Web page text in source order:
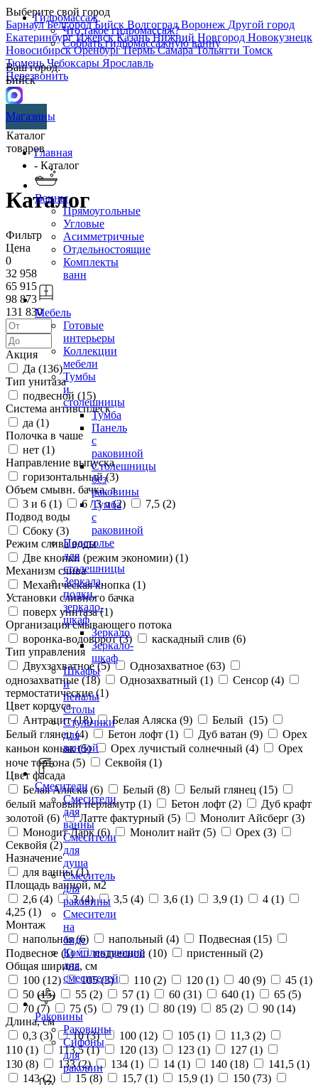
Выберите свой город
БарнаулБелгородБийск ВолгоградВоронеж Другой город
ЕкатеринбургИжевскКазаньНижний Новгород Новокузнецк
НовосибирскОренбургПермьСамараТольятти Томск
ТюменьЧебоксары Ярославль
Перезвонить
Гидромассаж
Что такое гидромассаж?
Собрать гидромассажную ванну
Ваш город:
Бийск
Магазины
Каталог
товаров
Ванны
Прямоугольные
Угловые
Асимметричные
Отдельностоящие
Комплекты
ванн
Мебель
Готовые
интерьеры
Коллекции
мебели
Тумбы
и
столешницы
Тумба
Панель
с
раковиной
Столешницы
без
раковины
Тумба
с
раковиной
Подстолье
для
столешницы
Зеркала,
полки,
зеркало-
шкаф
Зеркало
Зеркало-
шкаф
Шкафы
и
пеналы
Столы
Стульчики
для
ванной
Смесители
Смесители
для
ванны
Смесители
для
душа
Смеситель
для
раковины
Смесители
на
биде
Комплектующие
для
смесителей
Раковины
Раковины
Сифоны
для
раковин
Главная
- Каталог
Каталог
Фильтр
Цена
0
32 958
65 915
98 873
131 830
Акция
Да (136)
Тип унитаза
подвесной (15)
Система антивсплеск
да (1)
Полочка в чаше
нет (1)
Направление выпуска
горизонтальный (3)
Объем смывн. бачка, л
3 и 6 (1) 6 / 3 л (2) 7,5 (2)
Подвод воды
Сбоку (3)
Режим слива воды
Две кнопки (режим экономии) (1)
Механизм слива
Механическая кнопка (1)
Установки сливного бачка
поверх унитаза (1)
Организация смывающего потока
воронка-водоворот (3) каскадный слив (6)
Тип управления
Двухзахватное (5) Однозахватное (63)
однозахватные (18) Однозахватный (1) Сенсор (4)
термостатические (1)
Цвет корпуса
Антрацит (18) Белая Аляска (9) Белый (15)
Белый глянец (4) Бетон лофт (1) Дуб ватан (9)
Орех
каньон коньяк (5) Орех лучистый солнечный (4)
Орех
ноче тортона (5) Секвойя (1)
Цвет фасада
Белая Аляска (6) Белый (8) Белый глянец (15)
белый матовый перламутр (1) Бетон лофт (2)
Дуб крафт
золотой (6) Латте фактурный (5) Монолит Айсберг (3)
Монолит Дарк (6) Монолит найт (5) Орех (3)
Секвойя (2)
Назначение
для ванны (1)
Площадь ванной, м2
2,6 (4) 3 (4) 3,5 (4) 3,6 (1) 3,9 (1) 4 (1)
4,25 (1)
Монтаж
напольная (6) напольный (4) Подвесная (15)
Подвесное (1) подвесной (10) пристенный (2)
Общая ширина, см
100 (12) 105 (3) 110 (2) 120 (1) 40 (9) 45 (1)
50 (15) 55 (2) 57 (1) 60 (31) 640 (1) 65 (5)
70 (7) 75 (5) 79 (1) 80 (19) 85 (2) 90 (14)
Длина, см
0,3 (3) 10 (3) 100 (12) 105 (1) 11,3 (2)
110 (1) 113,5 (1) 120 (13) 123 (1) 127 (1)
130 (8) 133 (2) 134 (1) 14 (1) 140 (18) 141,5 (1)
143 (2) 15 (8) 15,7 (1) 15,9 (1) 150 (73)